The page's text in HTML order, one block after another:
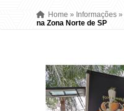
Home » Informações »
na Zona Norte de SP